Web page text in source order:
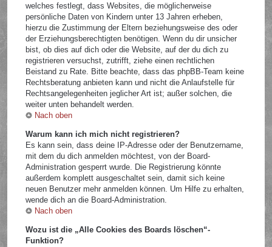
welches festlegt, dass Websites, die möglicherweise
persönliche Daten von Kindern unter 13 Jahren erheben,
hierzu die Zustimmung der Eltern beziehungsweise des oder
der Erziehungsberechtigten benötigen. Wenn du dir unsicher
bist, ob dies auf dich oder die Website, auf der du dich zu
registrieren versuchst, zutrifft, ziehe einen rechtlichen
Beistand zu Rate. Bitte beachte, dass das phpBB-Team keine
Rechtsberatung anbieten kann und nicht die Anlaufstelle für
Rechtsangelegenheiten jeglicher Art ist; außer solchen, die
weiter unten behandelt werden.
Nach oben
Warum kann ich mich nicht registrieren?
Es kann sein, dass deine IP-Adresse oder der Benutzername,
mit dem du dich anmelden möchtest, von der Board-
Administration gesperrt wurde. Die Registrierung könnte
außerdem komplett ausgeschaltet sein, damit sich keine
neuen Benutzer mehr anmelden können. Um Hilfe zu erhalten,
wende dich an die Board-Administration.
Nach oben
Wozu ist die „Alle Cookies des Boards löschen“-
Funktion?